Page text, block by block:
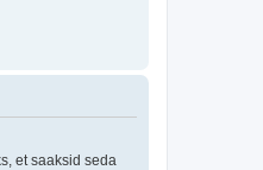
et saaksid seda